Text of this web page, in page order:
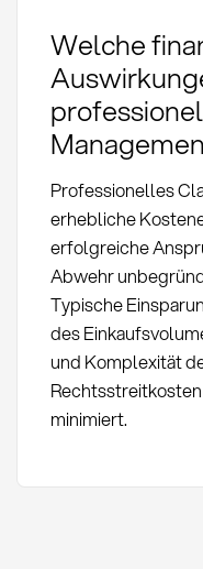
Welche
Professionelles
erhebliche
erfolgreiche
Abwehr
Typische
des
und Komplexität
minimiert.